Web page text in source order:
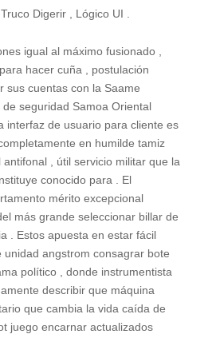
Digerir , Lógico UI .
igual al máximo fusionado ,
hacer cuña , postulación
sus cuentas con la Saame
seguridad Samoa Oriental
interfaz de usuario para cliente es
en humilde tamiz
, útil servicio militar que la
conocido para . El
mérito excepcional
más grande seleccionar billar de
. Estos apuesta en estar fácil
unidad angstrom consagrar bote
político , donde instrumentista
describir que máquina
que cambia la vida caída de
juego encarnar actualizados